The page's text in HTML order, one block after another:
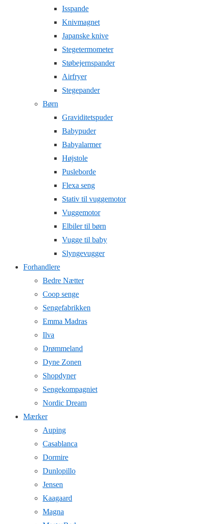
Isspande
Knivmagnet
Japanske knive
Stegetermometer
Støbejernspander
Airfryer
Stegepander
Børn
Graviditetspuder
Babypuder
Babyalarmer
Højstole
Pusleborde
Flexa seng
Stativ til vuggemotor
Vuggemotor
Elbiler til børn
Vugge til baby
Slyngevugger
Forhandlere
Bedre Nætter
Coop senge
Sengefabrikken
Emma Madras
Ilva
Drømmeland
Dyne Zonen
Shopdyner
Sengekompagniet
Nordic Dream
Mærker
Auping
Casablanca
Dormire
Dunlopillo
Jensen
Kaagaard
Magna